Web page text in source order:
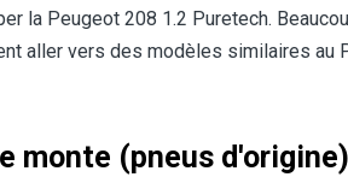
la Peugeot 208 1.2 Puretech.
aller vers des modèles similaires au
monte (pneus